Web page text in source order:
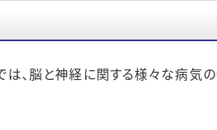
は、脳と神経に関する様々な病気